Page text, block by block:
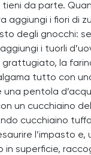
da parte.
aggiungi i fiori di
degli gnocchi:
i tuorli
la
tutto con
una pentola
un cucchiaino
cucchiaino
l’impasto e,
in superficie,